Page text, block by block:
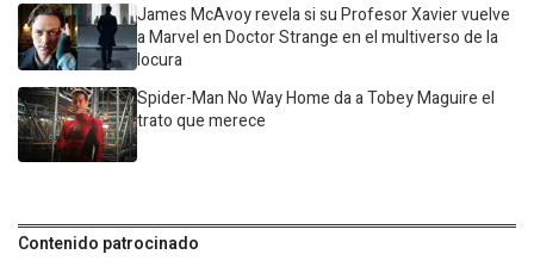
James McAvoy revela si su Profesor Xavier vuelve
a Marvel en Doctor Strange en el multiverso de la
locura
Spider-Man No Way Home da a Tobey Maguire el
trato que merece
Contenido patrocinado